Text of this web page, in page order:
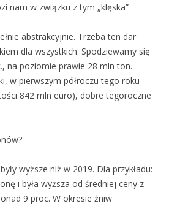
nam w związku z tym „klęska”
abstrakcyjnie. Trzeba ten dar
dla wszystkich. Spodziewamy się
na poziomie prawie 28 mln ton.
w pierwszym półroczu tego roku
842 mln euro), dobre tegoroczne
wyższe niż w 2019. Dla przykładu:
i była wyższa od średniej ceny z
9 proc. W okresie żniw